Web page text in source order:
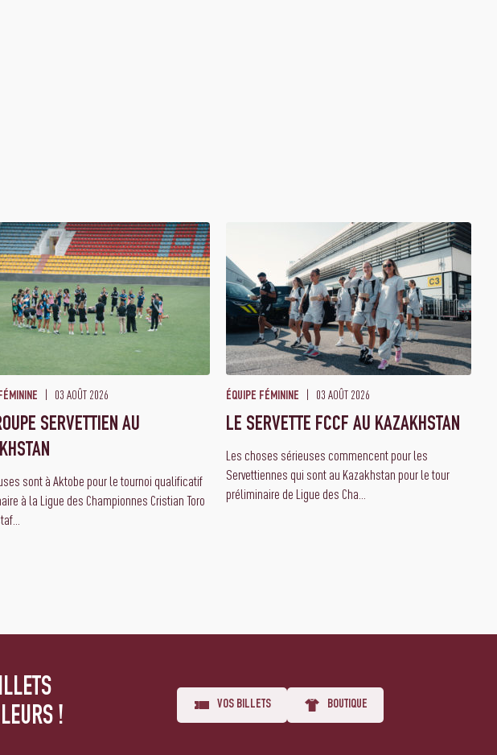
03 AOÛT 2026
SERVETTIEN AU
sont à Aktobe pour le tournoi qualificatif
à la Ligue des Championnes Cristian Toro
ÉQUIPE FÉMININE 03 AOÛT 2026
LE SERVETTE FCCF AU KAZAKHSTAN
Les choses sérieuses commencent pour les
Servettiennes qui sont au Kazakhstan pour le tour
préliminaire de Ligue des Cha...
!
VOS BILLETS BOUTIQUE